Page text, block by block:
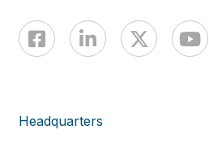
Headquarters